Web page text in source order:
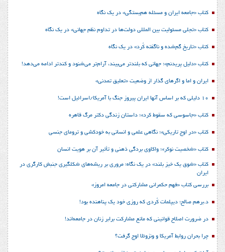
کتاب «جامعه ایران و مسئله هم‌بستگی» در یک نگاه
کتاب «تجلی مسئولیت بین المللی دولت‌ها در تداوم نظم جهانی» در یک نگاه
کتاب «تاریخ گم‌شده و ناگفته کُرد» در یک نگاه
کتاب «دلیل پریدنم»؛ جهانی که بلندتر می‌بیند، آرام‌تر می‌شنود و کندتر ادامه می‌دهد!
ایران و اما و اگرهای گذار از وضعیت «تعلیق تمدنی»
10 دلیلی که بر اساس آنها ایران پیروز جنگ با آمریکا/اسرائیل است!
کتاب «جاسوسی که سقوط کرد»؛ داستان زندگی دکتر مرگ قاهره
کتاب «در اوج تاریکی»؛ نگاهی علمی و انسانی به خودکشی و ترومای جنسی
کتاب «شخصیت نوکر»؛ واکاوی بردگی ذهنی و تأثیر آن بر هویت انسان
کتاب «شوق یک خیز بلند» در یک نگاه؛ مروری بر ریشه‌های شکل‎گیری جنبش کارگری در
ایران
بررسی کتاب «فهم حکمرانی مشارکتی در جامعه امروز»
د.برهم صالح؛ دیپلمات کُردی که روزی خود یک پناهنده بود!
در ضرورت اصلاح قوانینی که مانع مشارکت برابر زنان در جامعه‌اند!
چرا بحران روابط آمریکا و ونزوئلا اوج گرفت؟